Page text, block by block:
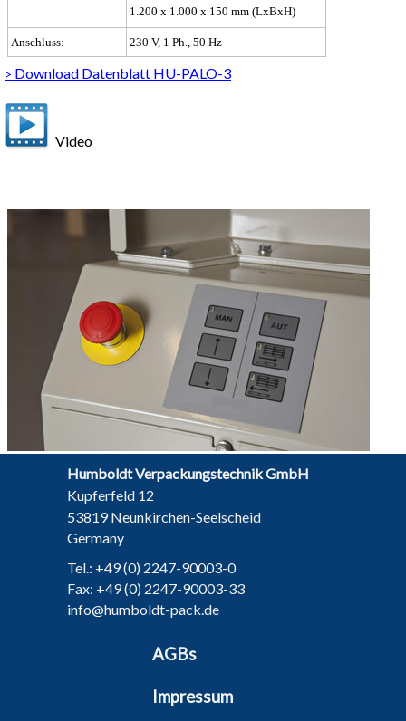
1.200 x 1.000 x 150 mm (LxBxH)
Anschluss: 230 V, 1 Ph., 50 Hz
> Download Datenblatt HU-PALO-3
Video
Humboldt Verpackungstechnik GmbH
Kupferfeld 12
53819 Neunkirchen-Seelscheid
Germany
info@humboldt-pack.de
Fax: +49 (0) 2247-90003-33
Tel.: +49 (0) 2247-90003-0
AGBs
Impressum